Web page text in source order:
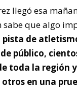
llegó esa
sabe que algo
pista de
público,
toda la región
en una